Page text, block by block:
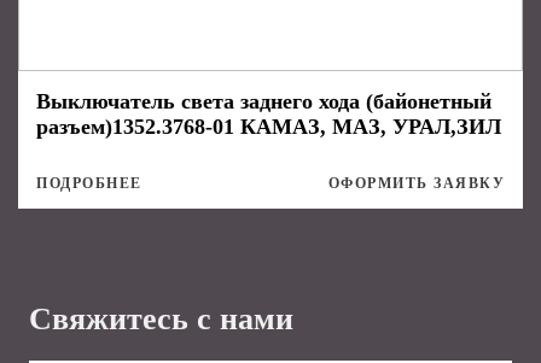
Выключатель света заднего хода (байонетный
разъем)1352.3768-01 КАМАЗ, МАЗ, УРАЛ,ЗИЛ
ПОДРОБНЕЕ ОФОРМИТЬ ЗАЯВКУ
Свяжитесь с нами